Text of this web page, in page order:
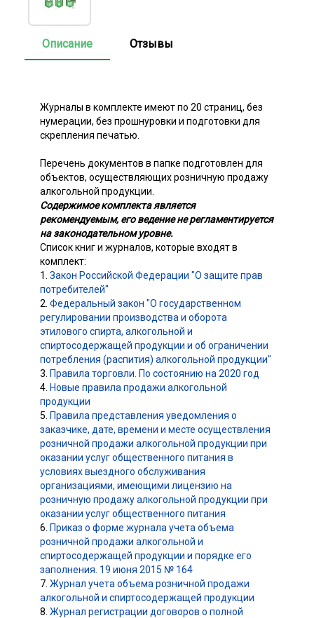
Описание Отзывы
Журналы в комплекте имеют по 20 страниц, без
нумерации, без прошнуровки и подготовки для
скрепления печатью.
Перечень документов в папке подготовлен для
объектов, осуществляющих розничную продажу
алкогольной продукции.
Содержимое комплекта является
рекомендуемым, его ведение не регламентируется
на законодательном уровне.
Список книг и журналов, которые входят в
комплект:
1. Закон Российской Федерации "О защите прав
потребителей"
2. Федеральный закон "О государственном
регулировании производства и оборота
этилового спирта, алкогольной и
спиртосодержащей продукции и об ограничении
потребления (распития) алкогольной продукции"
3. Правила торговли. По состоянию на 2020 год
4. Новые правила продажи алкогольной
продукции
5. Правила представления уведомления о
заказчике, дате, времени и месте осуществления
розничной продажи алкогольной продукции при
оказании услуг общественного питания в
условиях выездного обслуживания
организациями, имеющими лицензию на
розничную продажу алкогольной продукции при
оказании услуг общественного питания
6. Приказ о форме журнала учета объема
розничной продажи алкогольной и
спиртосодержащей продукции и порядке его
заполнения. 19 июня 2015 № 164
7. Журнал учета объема розничной продажи
алкогольной и спиртосодержащей продукции
8. Журнал регистрации договоров о полной